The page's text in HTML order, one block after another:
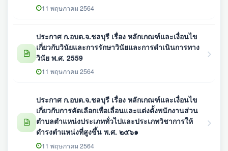
11 พฤษภาคม 2564
ประกาศ ก.อบต.จ.ชลบุรี เรื่อง หลักเกณฑ์และเงื่อนไข
เกี่ยวกับวินัยและการรักษาวินัยและการดำเนินการทาง
วินัย พ.ศ. 2559
11 พฤษภาคม 2564
ประกาศ ก.อบต.จ.ชลบุรี เรื่อง หลักเกณฑ์และเงื่อนไข
เกี่ยวกับการคัดเลือกเพื่อเลื่อนและแต่งตั้งพนักงานส่วน
ตำบลตำแหน่งประเภททั่วไปและประเภทวิชาการให้
ดำรงตำแหน่งที่สูงขึ้น พ.ศ. ๒๕๖๑
11 พฤษภาคม 2564